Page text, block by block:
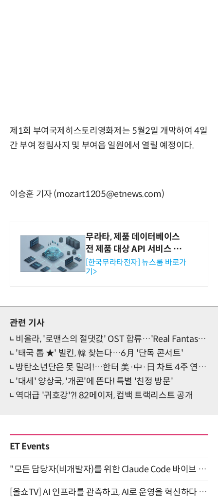
제1회 부여국제히스토리영화제는 5월2일 개막하여 4일
간 부여 정림사지 및 부여읍 일원에서 열릴 예정이다.
이승훈 기자 (mozart1205@etnews.com)
무라타, 제품 데이터베이스
전 제품 대상 API 서비스 제
공…73개 제품 카테고리로
확대
[한국무라타전자] 뉴스룸 바로가
기>
관련 기사
비올라, '로맨스의 절댓값' OST 합류…'Real Fantasy' 예고
'태국 톱 ★' 빌킨, 韓 찾는다…6月 '단독 콘서트'
방탄소년단은 못 말려!…한터 美·中·日 차트 4주 연속 '1위'
'대세' 양상국, '개콘'에 뜬다! 특별 '친정 방문'
역대급 '귀호강'?! 82메이저, 컴백 트랙리스트 공개
ET Events
"모든 담당자(비개발자)를 위한 Claude Code 바이브 코딩 2-day 부트캠프" 9월 16~17일 개최
[올쇼TV] AI 인프라를 관측하고, AI로 운영을 혁신하다 (8월 11일 생방송)